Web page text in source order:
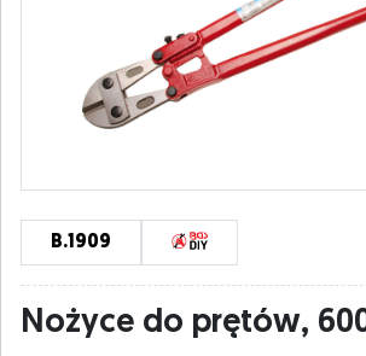
B.1909
Nożyce do prętów,